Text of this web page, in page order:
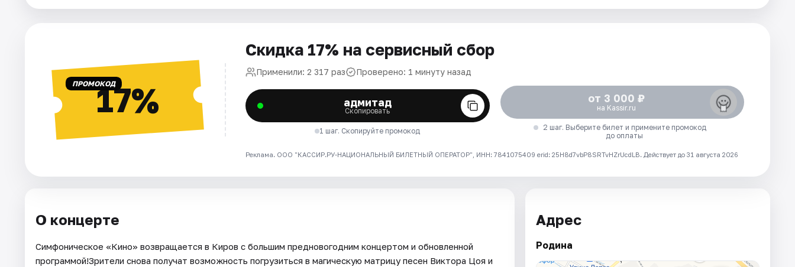
ПРОМОКОД17%
Скидка 17% на сервисный сбор
Применили: 2 317 раз Проверено: 1 минуту назад
адмитад
Скопировать
1 шаг. Скопируйте промокод
от 3 000 ₽
на Kassir.ru
2 шаг. Выберите билет и примените промокод
до оплаты
Реклама. ООО "КАССИР.РУ-НАЦИОНАЛЬНЫЙ БИЛЕТНЫЙ ОПЕРАТОР", ИНН: 7841075409 erid: 25H8d7vbP8SRTvHZrUcdLB. Действует до 31 августа 2026
О концерте
Симфоническое «Кино» возвращается в Киров с большим предновогодним концертом и обновленной
программой!Зрители снова получат возможность погрузиться в магическую матрицу песен Виктора Цоя и
Адрес
Родина